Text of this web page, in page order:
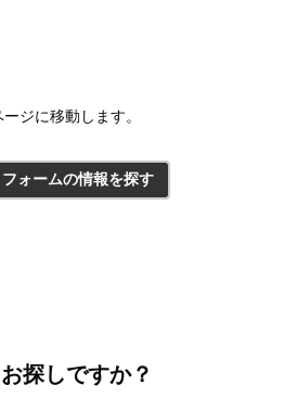
ジに移動します。
フォームの情報を探す
探しですか？